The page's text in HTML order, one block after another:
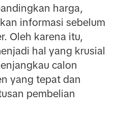
harga,
informasi sebelum
Oleh karena itu,
hal yang krusial
calon
yang tepat dan
pembelian